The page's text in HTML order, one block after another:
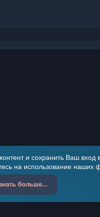
Обратная связь
и сохранить Ваш вход
на использование наших
больше...